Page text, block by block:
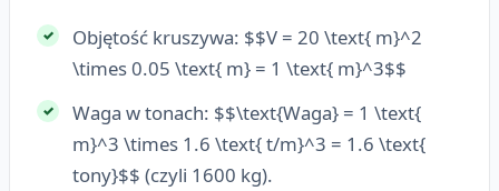
Objętość kruszywa: $$V = 20 \text{ m}^2
\times 0.05 \text{ m} = 1 \text{ m}^3$$
Waga w tonach: $$\text{Waga} = 1 \text{
m}^3 \times 1.6 \text{ t/m}^3 = 1.6 \text{
tony}$$ (czyli 1600 kg).